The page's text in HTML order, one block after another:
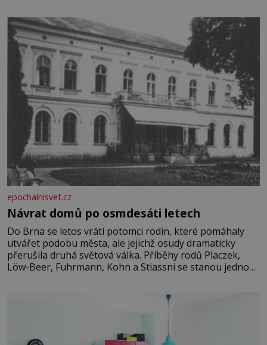
epochalnisvet.cz
Návrat domů po osmdesáti letech
Do Brna se letos vrátí potomci rodin, které pomáhaly
utvářet podobu města, ale jejichž osudy dramaticky
přerušila druhá světová válka. Příběhy rodů Placzek,
Löw-Beer, Fuhrmann, Kohn a Stiassni se stanou jednou
jednoduché. Místa, která si člověk pamatuje z rodinných